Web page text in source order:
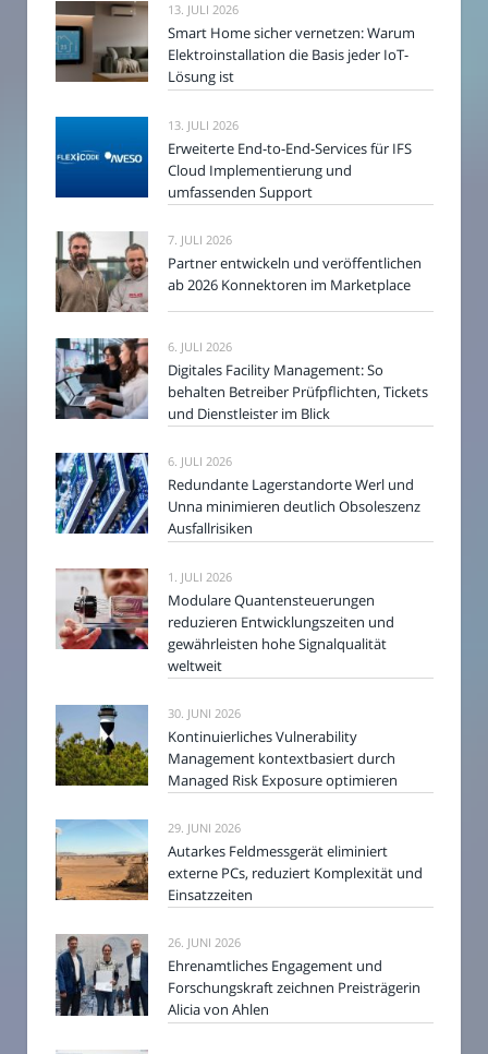
13. JULI 2026
Smart Home sicher vernetzen: Warum
Elektroinstallation die Basis jeder IoT-
Lösung ist
13. JULI 2026
Erweiterte End-to-End-Services für IFS
Cloud Implementierung und
umfassenden Support
7. JULI 2026
Partner entwickeln und veröffentlichen
ab 2026 Konnektoren im Marketplace
6. JULI 2026
Digitales Facility Management: So
behalten Betreiber Prüfpflichten, Tickets
und Dienstleister im Blick
6. JULI 2026
Redundante Lagerstandorte Werl und
Unna minimieren deutlich Obsoleszenz
Ausfallrisiken
1. JULI 2026
Modulare Quantensteuerungen
reduzieren Entwicklungszeiten und
gewährleisten hohe Signalqualität
weltweit
30. JUNI 2026
Kontinuierliches Vulnerability
Management kontextbasiert durch
Managed Risk Exposure optimieren
29. JUNI 2026
Autarkes Feldmessgerät eliminiert
externe PCs, reduziert Komplexität und
Einsatzzeiten
26. JUNI 2026
Ehrenamtliches Engagement und
Forschungskraft zeichnen Preisträgerin
Alicia von Ahlen